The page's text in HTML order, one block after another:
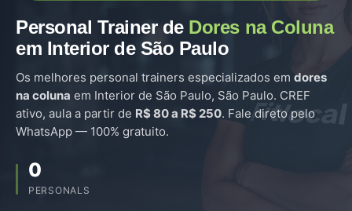
Personal Trainer de Dores na Coluna
em Interior de São Paulo
Os melhores personal trainers especializados em dores
na coluna em Interior de São Paulo, São Paulo. CREF
ativo, aula a partir de R$ 80 a R$ 250. Fale direto pelo
WhatsApp — 100% gratuito.
0
PERSONALS